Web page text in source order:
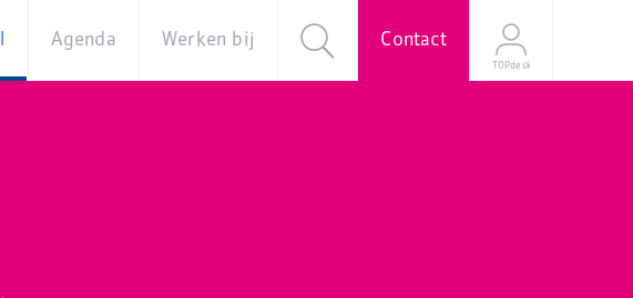
Agenda Werken bij Contact
TOPdesk